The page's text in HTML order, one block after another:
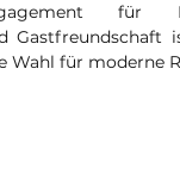
für
Gastfreundschaft
Wahl für moderne